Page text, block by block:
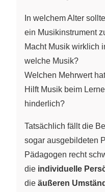
In welchem Alter
ein Musikinstrument
Macht Musik wirklich
welche Musik?
Welchen Mehrwert
Hilft Musik beim
hinderlich?
Tatsächlich fällt die
sogar ausgebildeten
Pädagogen recht
die individuelle
die äußeren